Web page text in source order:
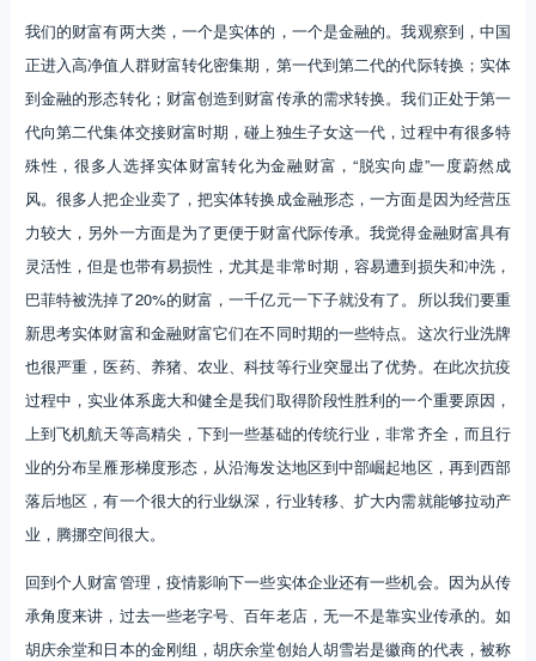
我们的财富有两大类，一个是实体的，一个是金融的。我观察到，中国
正进入高净值人群财富转化密集期，第一代到第二代的代际转换；实体
到金融的形态转化；财富创造到财富传承的需求转换。我们正处于第一
代向第二代集体交接财富时期，碰上独生子女这一代，过程中有很多特
殊性，很多人选择实体财富转化为金融财富，“脱实向虚”一度蔚然成
风。很多人把企业卖了，把实体转换成金融形态，一方面是因为经营压
力较大，另外一方面是为了更便于财富代际传承。我觉得金融财富具有
灵活性，但是也带有易损性，尤其是非常时期，容易遭到损失和冲洗，
巴菲特被洗掉了20%的财富，一千亿元一下子就没有了。所以我们要重
新思考实体财富和金融财富它们在不同时期的一些特点。这次行业洗牌
也很严重，医药、养猪、农业、科技等行业突显出了优势。在此次抗疫
过程中，实业体系庞大和健全是我们取得阶段性胜利的一个重要原因，
上到飞机航天等高精尖，下到一些基础的传统行业，非常齐全，而且行
业的分布呈雁形梯度形态，从沿海发达地区到中部崛起地区，再到西部
落后地区，有一个很大的行业纵深，行业转移、扩大内需就能够拉动产
业，腾挪空间很大。
回到个人财富管理，疫情影响下一些实体企业还有一些机会。因为从传
承角度来讲，过去一些老字号、百年老店，无一不是靠实业传承的。如
胡庆余堂和日本的金刚组，胡庆余堂创始人胡雪岩是徽商的代表，被称